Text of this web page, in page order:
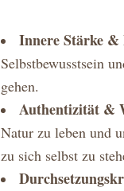
Innere Stärke
Selbstbewusstsein
gehen.
Authentizität &
Natur zu leben und
zu sich selbst zu